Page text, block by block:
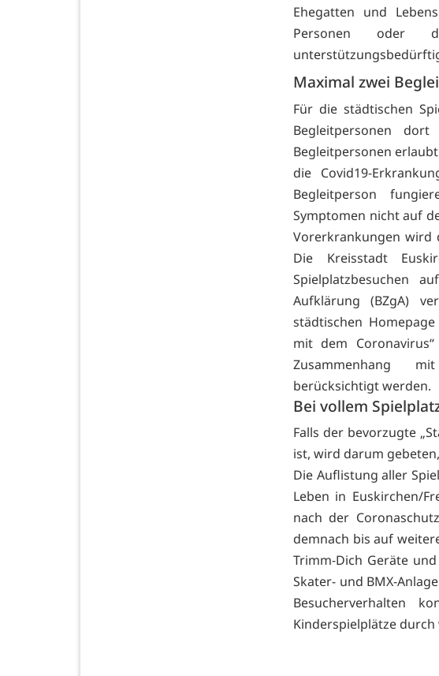
Ehegatten und
Personen oder
Maximal zwei
Für die städtischen
Begleitpersonen
Begleitpersonen
die Covid19-
Begleitperson
Symptomen nicht auf
Vorerkrankungen wird
Die Kreisstadt
Spielplatzbesuchen
Aufklärung (BZgA)
städtischen
mit dem
Zusammenhang
berücksichtigt werden.
Bei vollem
Falls der bevorzugte
ist, wird darum
Die Auflistung aller
Leben in Euskirchen/
nach der
demnach bis auf
Trimm-Dich Geräte
Skater- und BMX-
Besucherverhalten
Kinderspielplätze